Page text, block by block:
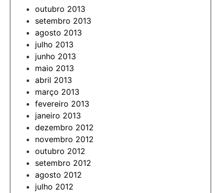
outubro 2013
setembro 2013
agosto 2013
julho 2013
junho 2013
maio 2013
abril 2013
março 2013
fevereiro 2013
janeiro 2013
dezembro 2012
novembro 2012
outubro 2012
setembro 2012
agosto 2012
julho 2012